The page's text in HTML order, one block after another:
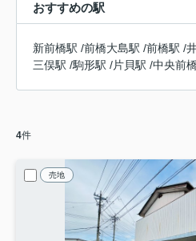
おすすめの駅
新前橋駅 /前橋大島駅 /前橋駅 /
三俣駅 /駒形駅 /片貝駅 /中央前
4件
売地